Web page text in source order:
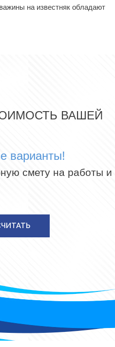
на известняк обладают
ВАШЕЙ
варианты!
смету на работы и